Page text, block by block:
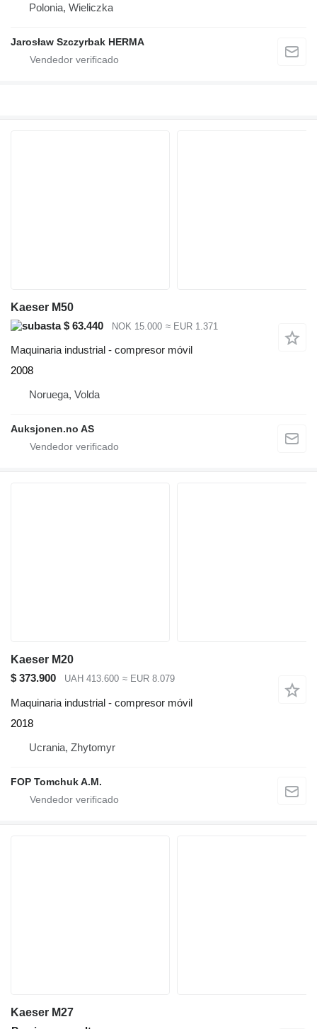
Polonia, Wieliczka
Jarosław Szczyrbak HERMA
Kaeser M50
$ 63.440
NOK 15.000 ≈ EUR 1.371
Maquinaria industrial - compresor móvil
2008
Noruega, Volda
Auksjonen.no AS
Kaeser M20
$ 373.900
UAH 413.600 ≈ EUR 8.079
Maquinaria industrial - compresor móvil
2018
Ucrania, Zhytomyr
FOP Tomchuk A.M.
Kaeser M27